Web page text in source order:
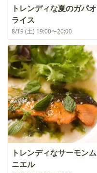
トレンディな夏のガパオ
ライス
8/19 (土) 19:00〜20:00
トレンディなサーモンム
ニエル